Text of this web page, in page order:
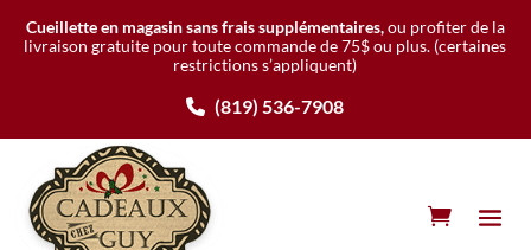
Cueillette en magasin sans frais supplémentaires,ou profiter de la
livraison gratuite pour toute commande de 75$ ou plus. (certaines
restrictions s’appliquent)
(819) 536-7908